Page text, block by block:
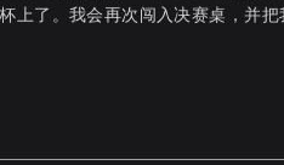
上了。我会再次闯入决赛桌，并